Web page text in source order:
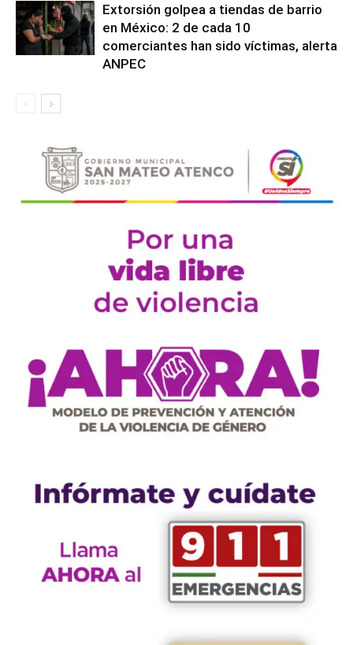
Extorsión golpea a tiendas de barrio
en México: 2 de cada 10
comerciantes han sido víctimas, alerta
ANPEC